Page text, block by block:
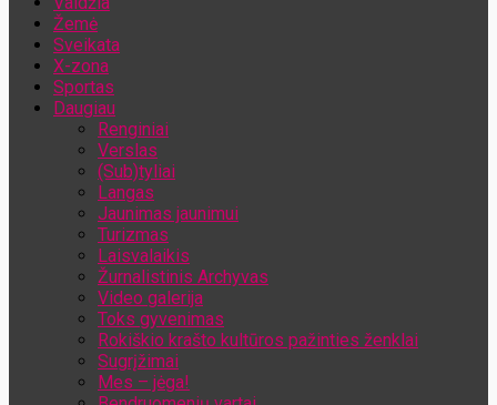
Žemė
Sveikata
X-zona
Sportas
Daugiau
Renginiai
Verslas
(Sub)tyliai
Langas
Jaunimas jaunimui
Turizmas
Laisvalaikis
Žurnalistinis Archyvas
Video galerija
Toks gyvenimas
Rokiškio krašto kultūros pažinties ženklai
Sugrįžimai
Mes – jėga!